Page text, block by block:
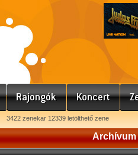
3422 zenekar 12339 letölthető zene
Archívum